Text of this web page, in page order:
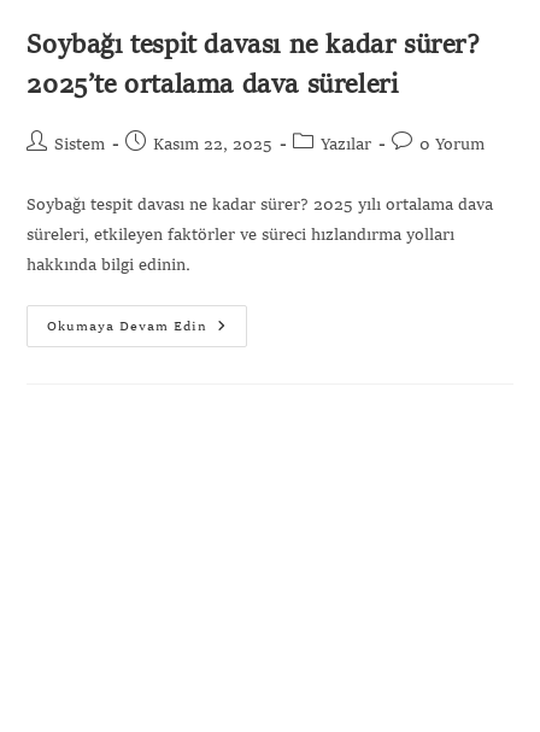
Soybağı tespit davası ne kadar sürer?
2025’te ortalama dava süreleri
Sistem Kasım 22, 2025 Yazılar 0 Yorum
Soybağı tespit davası ne kadar sürer? 2025 yılı ortalama dava
süreleri, etkileyen faktörler ve süreci hızlandırma yolları
hakkında bilgi edinin.
Okumaya Devam Edin